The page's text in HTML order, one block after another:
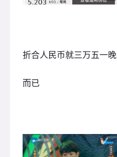
折合人民币就三万五一晚
而已